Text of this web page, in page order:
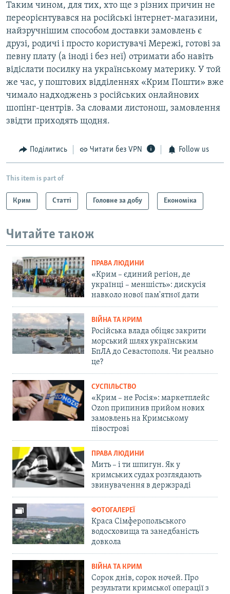
Таким чином, для тих, хто ще з різних причин не
переорієнтувався на російські інтернет-магазини,
найзручнішим способом доставки замовлень є
друзі, родичі і просто користувачі Мережі, готові за
певну плату (а іноді і без неї) отримати або навіть
відіслати посилку на українському материку. У той
же час, у поштових відділеннях «Крим Пошти» вже
чимало надходжень з російських онлайнових
шопінг-центрів. За словами листонош, замовлення
звідти приходять щодня.
Поділитись Читати без VPN Follow us
This item is part of
Крим Статті Головне за добу Економіка
Читайте також
ПРАВА ЛЮДИНИ
«Крим – єдиний регіон, де
українці – меншість»: дискусія
навколо нової пам'ятної дати
ВІЙНА ТА КРИМ
Російська влада обіцяє закрити
морський шлях українським
БпЛА до Севастополя. Чи реально
це?
СУСПІЛЬСТВО
«Крим – не Росія»: маркетплейс
Ozon припинив прийом нових
замовлень на Кримському
півострові
ПРАВА ЛЮДИНИ
Мить – і ти шпигун. Як у
кримських судах розглядають
звинувачення в держзраді
ФОТОГАЛЕРЕЇ
Краса Сімферопольського
водосховища та занедбаність
довкола
ВІЙНА ТА КРИМ
Сорок днів, сорок ночей. Про
результати кримської операції з